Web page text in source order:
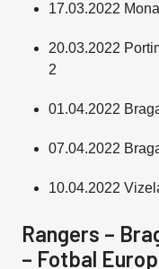
17.03.2022
20.03.2022
2
01.04.2022
07.04.2022
10.04.2022
Rangers –
– Fotbal